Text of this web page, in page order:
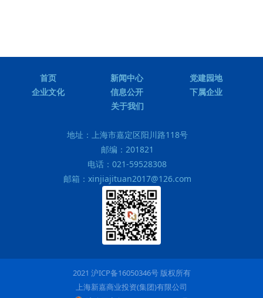
首页 新闻中心
党建园地
企业文化
信息公开
下属企业
关于我们
地址： 上海市嘉定区阳川路118号
邮编： 201821
电话： 021-59528308
邮箱： xinjiajituan2017@126.com
2021 沪ICP备16050346号 版权所有
上海新嘉商业投资(集团)有限公司